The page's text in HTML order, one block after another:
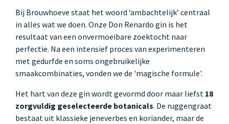
Bij Brouwhoeve staat het woord ‘ambachtelijk’ centraal
in alles wat we doen. Onze Don Renardo gin is het
resultaat van een onvermoeibare zoektocht naar
perfectie. Na een intensief proces van experimenteren
met gedurfde en soms ongebruikelijke
smaakcombinaties, vonden we de 'magische formule'.
Het hart van deze gin wordt gevormd door maar liefst 18
zorgvuldig geselecteerde botanicals. De ruggengraat
bestaat uit klassieke jeneverbes en koriander, maar de